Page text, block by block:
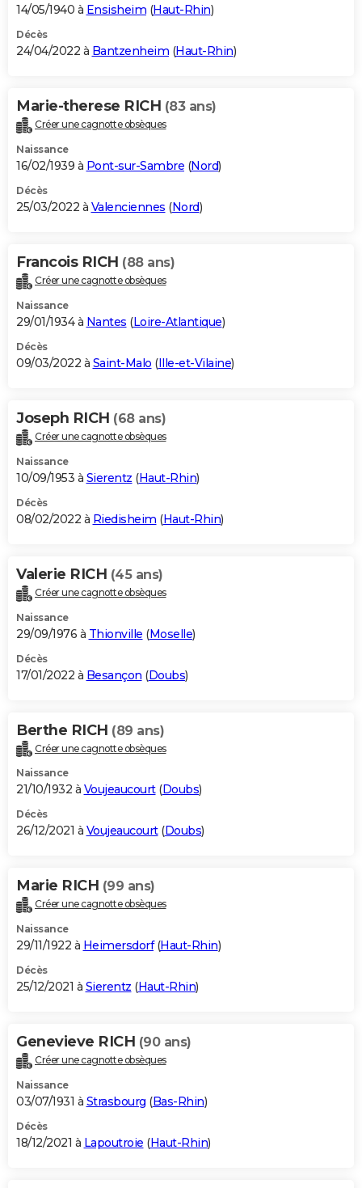
14/05/1940 à Ensisheim (Haut-Rhin)
Décès
24/04/2022 à Bantzenheim (Haut-Rhin)
Marie-therese RICH (83 ans)
Créer une cagnotte obsèques
Naissance
16/02/1939 à Pont-sur-Sambre (Nord)
Décès
25/03/2022 à Valenciennes (Nord)
Francois RICH (88 ans)
Créer une cagnotte obsèques
Naissance
29/01/1934 à Nantes (Loire-Atlantique)
Décès
09/03/2022 à Saint-Malo (Ille-et-Vilaine)
Joseph RICH (68 ans)
Créer une cagnotte obsèques
Naissance
10/09/1953 à Sierentz (Haut-Rhin)
Décès
08/02/2022 à Riedisheim (Haut-Rhin)
Valerie RICH (45 ans)
Créer une cagnotte obsèques
Naissance
29/09/1976 à Thionville (Moselle)
Décès
17/01/2022 à Besançon (Doubs)
Berthe RICH (89 ans)
Créer une cagnotte obsèques
Naissance
21/10/1932 à Voujeaucourt(Doubs)
Décès
26/12/2021 à Voujeaucourt(Doubs)
Marie RICH (99 ans)
Créer une cagnotte obsèques
Naissance
29/11/1922 à Heimersdorf(Haut-Rhin)
Décès
25/12/2021 à Sierentz (Haut-Rhin)
Genevieve RICH (90 ans)
Créer une cagnotte obsèques
Naissance
03/07/1931 à Strasbourg (Bas-Rhin)
Décès
18/12/2021 à Lapoutroie (Haut-Rhin)